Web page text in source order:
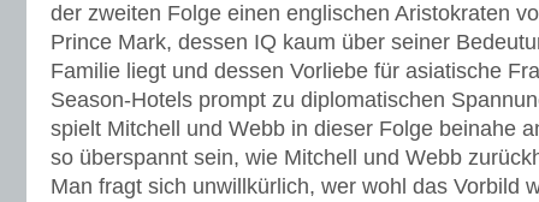
der zweiten Folge einen englischen Aristokraten
Prince Mark, dessen IQ kaum über seiner
Familie liegt und dessen Vorliebe für asiatische
Season-Hotels prompt zu diplomatischen
spielt Mitchell und Webb in dieser Folge beinahe
so überspannt sein, wie Mitchell und Webb
Man fragt sich unwillkürlich, wer wohl das Vorbild